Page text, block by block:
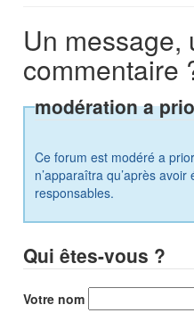
Un message,
commentaire
modération a
Ce forum est modéré a
n’apparaîtra qu’après
responsables.
Qui êtes-vous ?
Votre nom